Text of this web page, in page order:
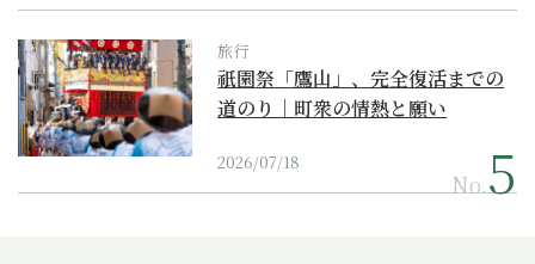
旅行
祇園祭「鷹山」、完全復活までの
道のり｜町衆の情熱と願い
2026/07/18
No.